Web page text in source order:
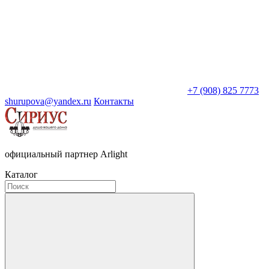
+7 (908) 825 7773
shurupova@yandex.ru Контакты
официальный партнер Arlight
Каталог